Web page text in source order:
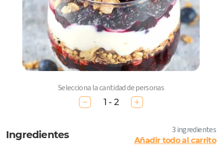
Selecciona la cantidad de personas
1 - 2
Ingredientes 3 ingredientes
Añadir todo al carrito